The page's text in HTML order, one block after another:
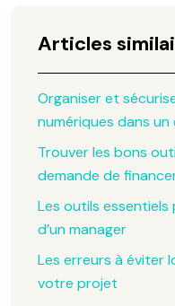
Articles
Organiser et
numériques dans
Trouver les bons
demande de
Les outils
d’un manager
Les erreurs à éviter
votre projet